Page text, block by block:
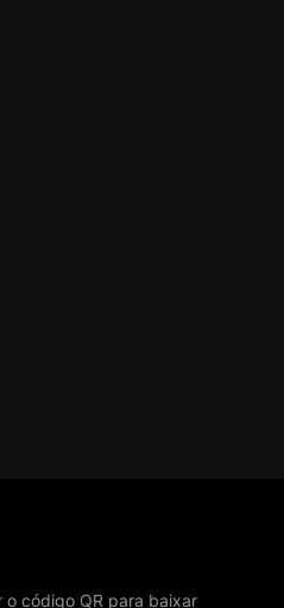
o código QR para baixar